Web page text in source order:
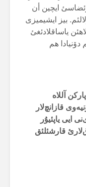
رئضاسئ ایچین أن
بیز ایشیمیزی
یاساقلادئغئ
هم
آللاە
قازانچ‌لار
ایی یاپئیۇر
قارشئلئق